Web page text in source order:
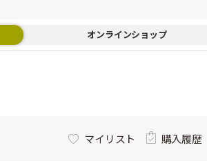
オンラインショップ
マイリスト 購入履歴